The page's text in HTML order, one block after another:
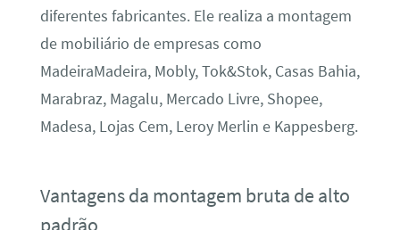
diferentes fabricantes. Ele realiza a montagem
de mobiliário de empresas como
MadeiraMadeira, Mobly, Tok&Stok, Casas Bahia,
Marabraz, Magalu, Mercado Livre, Shopee,
Madesa, Lojas Cem, Leroy Merlin e Kappesberg.
Vantagens da montagem bruta de alto
padrão